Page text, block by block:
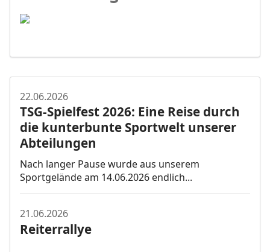
22.06.2026
TSG-Spielfest 2026: Eine Reise durch
die kunterbunte Sportwelt unserer
Abteilungen
Nach langer Pause wurde aus unserem
Sportgelände am 14.06.2026 endlich...
21.06.2026
Reiterrallye